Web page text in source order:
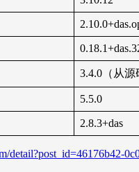
3.4.0（从源
5.5.0
2.8.3+das
detail?post_id=46176b42-